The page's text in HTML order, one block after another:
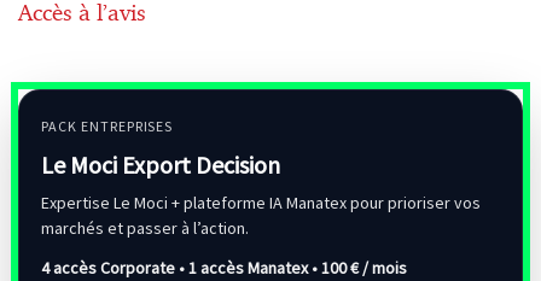
Accès à l’avis
PACK ENTREPRISES
Le Moci Export Decision
Expertise Le Moci + plateforme IA Manatex pour prioriser vos
marchés et passer à l’action.
4 accès Corporate • 1 accès Manatex •100 € / mois